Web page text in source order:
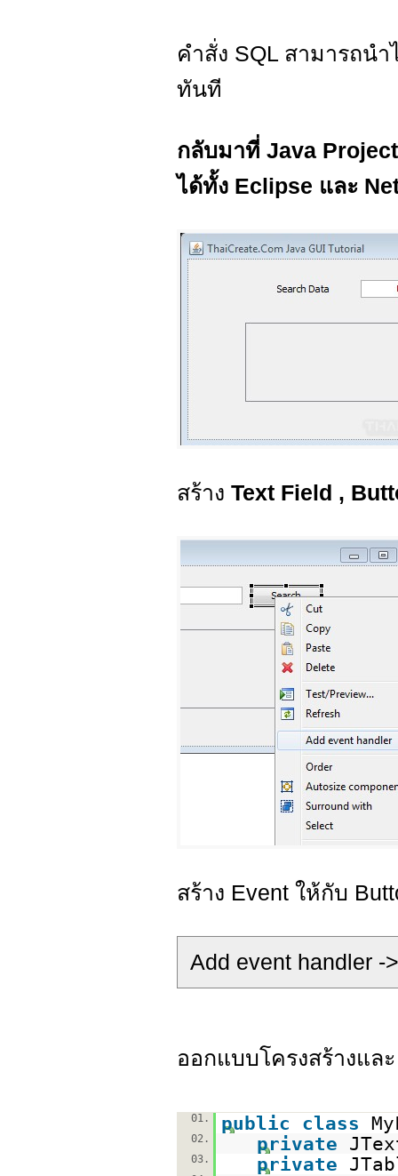
คำสั่ง SQL สามารถน
ทันที
กลับมาที่ Java
ได้ทั้ง Eclipse และ
สร้าง Text Field ,
สร้าง Event ให้กับ
Add event handler -
ออกแบบโครงสร้างแล
01. public class
02. private
03. private